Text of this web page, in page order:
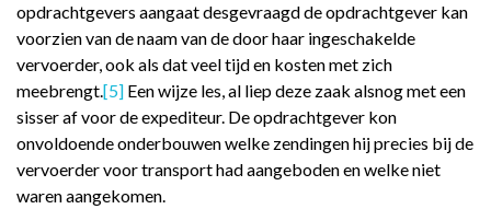
opdrachtgevers aangaat desgevraagd de opdrachtgever kan
voorzien van de naam van de door haar ingeschakelde
vervoerder, ook als dat veel tijd en kosten met zich
meebrengt.[5] Een wijze les, al liep deze zaak alsnog met een
sisser af voor de expediteur. De opdrachtgever kon
onvoldoende onderbouwen welke zendingen hij precies bij de
vervoerder voor transport had aangeboden en welke niet
waren aangekomen.